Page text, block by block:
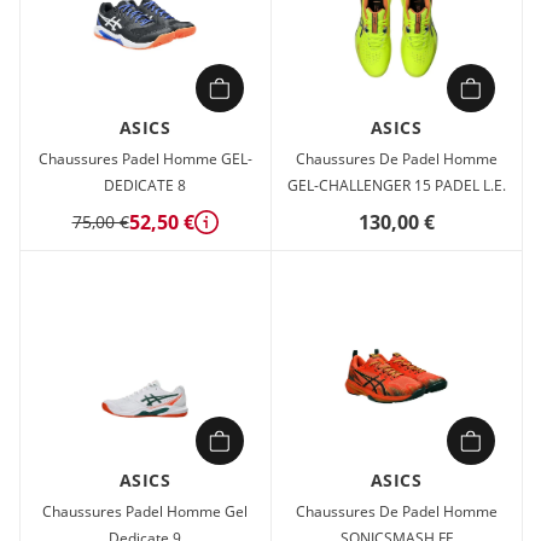
ASICS
Chaussures Padel Homme GEL-
DEDICATE 8
75,00 €52,50 € Détails
ASICS
Chaussures De Padel Homme
GEL-CHALLENGER 15 PADEL L.E.
130,00 €
ASICS
Chaussures Padel Homme Gel
ASICS
Chaussures De Padel Homme